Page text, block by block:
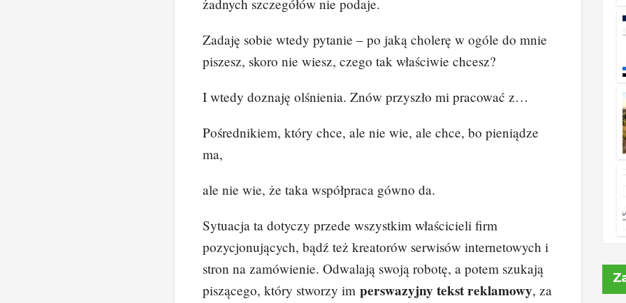
żadnych szczegółów nie podaje.
Zadaję sobie wtedy pytanie – po jaką cholerę w ogóle do mnie
piszesz, skoro nie wiesz, czego tak właściwie chcesz?
I wtedy doznaję olśnienia. Znów przyszło mi pracować z…
Pośrednikiem, który chce, ale nie wie, ale chce, bo pieniądze
ma,
ale nie wie, że taka współpraca gówno da.
Sytuacja ta dotyczy przede wszystkim właścicieli firm
pozycjonujących, bądź też kreatorów serwisów internetowych i
stron na zamówienie. Odwalają swoją robotę, a potem szukają
piszącego, który stworzy im perswazyjny tekst reklamowy, za